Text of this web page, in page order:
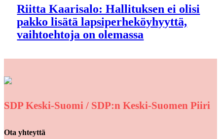
Riitta Kaarisalo: Hallituksen ei olisi
pakko lisätä lapsiperheköyhyyttä,
vaihtoehtoja on olemassa
SDP Keski-Suomi / SDP:n Keski-Suomen Piiri
Ota yhteyttä